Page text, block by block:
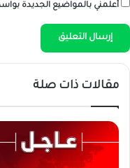
أعلمني بالمواضيع الجديدة
مقالات ذات صلة